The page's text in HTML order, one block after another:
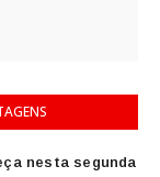
nesta segunda